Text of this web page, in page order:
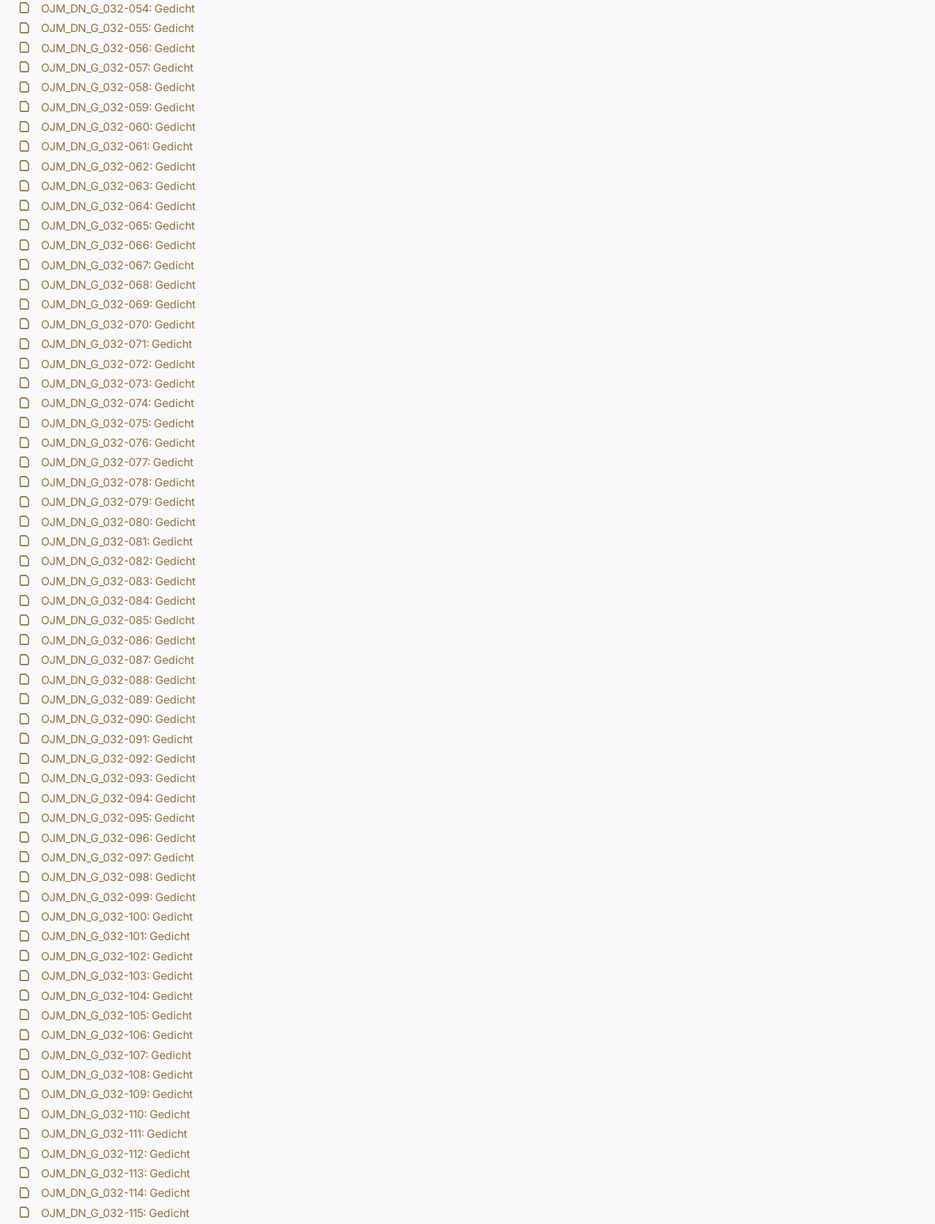
OJM_DN_G_032-054: Gedicht
OJM_DN_G_032-055: Gedicht
OJM_DN_G_032-056: Gedicht
OJM_DN_G_032-057: Gedicht
OJM_DN_G_032-058: Gedicht
OJM_DN_G_032-059: Gedicht
OJM_DN_G_032-060: Gedicht
OJM_DN_G_032-061: Gedicht
OJM_DN_G_032-062: Gedicht
OJM_DN_G_032-063: Gedicht
OJM_DN_G_032-064: Gedicht
OJM_DN_G_032-065: Gedicht
OJM_DN_G_032-066: Gedicht
OJM_DN_G_032-067: Gedicht
OJM_DN_G_032-068: Gedicht
OJM_DN_G_032-069: Gedicht
OJM_DN_G_032-070: Gedicht
OJM_DN_G_032-071: Gedicht
OJM_DN_G_032-072: Gedicht
OJM_DN_G_032-073: Gedicht
OJM_DN_G_032-074: Gedicht
OJM_DN_G_032-075: Gedicht
OJM_DN_G_032-076: Gedicht
OJM_DN_G_032-077: Gedicht
OJM_DN_G_032-078: Gedicht
OJM_DN_G_032-079: Gedicht
OJM_DN_G_032-080: Gedicht
OJM_DN_G_032-081: Gedicht
OJM_DN_G_032-082: Gedicht
OJM_DN_G_032-083: Gedicht
OJM_DN_G_032-084: Gedicht
OJM_DN_G_032-085: Gedicht
OJM_DN_G_032-086: Gedicht
OJM_DN_G_032-087: Gedicht
OJM_DN_G_032-088: Gedicht
OJM_DN_G_032-089: Gedicht
OJM_DN_G_032-090: Gedicht
OJM_DN_G_032-091: Gedicht
OJM_DN_G_032-092: Gedicht
OJM_DN_G_032-093: Gedicht
OJM_DN_G_032-094: Gedicht
OJM_DN_G_032-095: Gedicht
OJM_DN_G_032-096: Gedicht
OJM_DN_G_032-097: Gedicht
OJM_DN_G_032-098: Gedicht
OJM_DN_G_032-099: Gedicht
OJM_DN_G_032-100: Gedicht
OJM_DN_G_032-101: Gedicht
OJM_DN_G_032-102: Gedicht
OJM_DN_G_032-103: Gedicht
OJM_DN_G_032-104: Gedicht
OJM_DN_G_032-105: Gedicht
OJM_DN_G_032-106: Gedicht
OJM_DN_G_032-107: Gedicht
OJM_DN_G_032-108: Gedicht
OJM_DN_G_032-109: Gedicht
OJM_DN_G_032-110: Gedicht
OJM_DN_G_032-111: Gedicht
OJM_DN_G_032-112: Gedicht
OJM_DN_G_032-113: Gedicht
OJM_DN_G_032-114: Gedicht
OJM_DN_G_032-115: Gedicht